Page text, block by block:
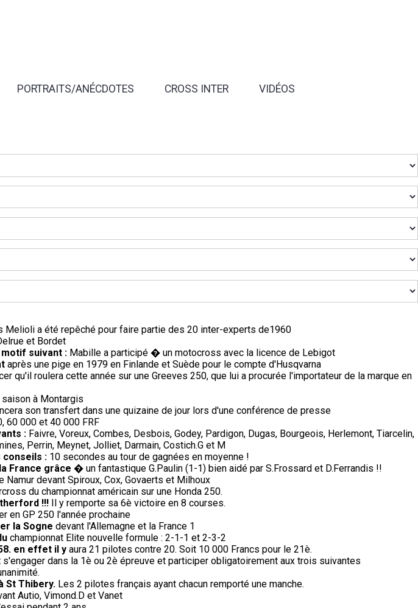
PORTRAITS/ANÉCDOTES CROSS INTER VIDÉOS
Melioli a été repêché pour faire partie des 20 inter-experts de1960
et Bordet
suivant : Mabille a participé � un motocross avec la licence de Lebigot
après une pige en 1979 en Finlande et Suède pour le compte d'Husqvarna
qu'il roulera cette année sur une Greeves 250, que lui a procurée l'importateur de la marque en
à Montargis
son transfert dans une quizaine de jour lors d'une conférence de presse
60 000 et 40 000 FRF
: Faivre, Voreux, Combes, Desbois, Godey, Pardigon, Dugas, Bourgeois, Herlemont, Tiarcelin,
Perrin, Meynet, Jolliet, Darmain, Costich.G et M
conseils : 10 secondes au tour de gagnées en moyenne !
France grâce � un fantastique G.Paulin (1-1) bien aidé par S.Frossard et D.Ferrandis !!
devant Spiroux, Cox, Govaerts et Milhoux
du championnat américain sur une Honda 250.
!!!
Il y remporte sa 6è victoire en 8 courses.
en GP 250 l'année prochaine
la Sogne devant l'Allemagne et la France 1
championnat Elite nouvelle formule : 2-1-1 et 2-3-2
en effet il y aura 21 pilotes contre 20. Soit 10 000 Francs pour le 21è.
s'engager dans la 1è ou 2è épreuve et participer obligatoirement aux trois suivantes
St Thibery. Les 2 pilotes français ayant chacun remporté une manche.
Autio, Vimond.D et Vanet